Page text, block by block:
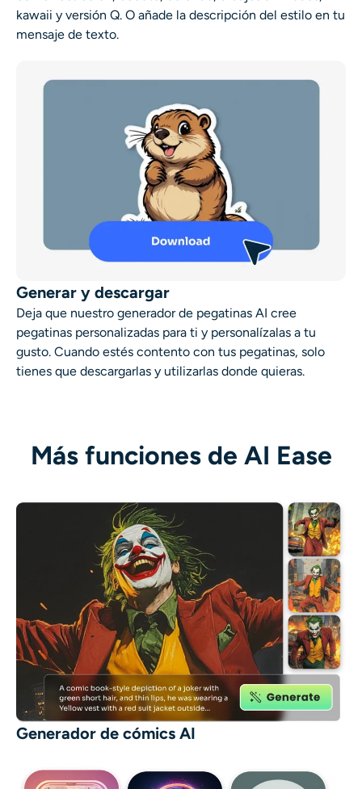
kawaii y versión Q. O añade la descripción del estilo en tu
mensaje de texto.
Generar y descargar
Deja que nuestro generador de pegatinas AI cree
pegatinas personalizadas para ti y personalízalas a tu
gusto. Cuando estés contento con tus pegatinas, solo
tienes que descargarlas y utilizarlas donde quieras.
Más funciones de AI Ease
Generador de cómics AI